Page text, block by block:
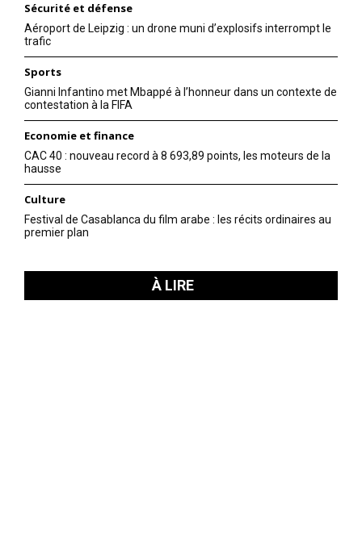
Sécurité et défense
Aéroport de Leipzig : un drone muni d’explosifs interrompt le
trafic
Sports
Gianni Infantino met Mbappé à l’honneur dans un contexte de
contestation à la FIFA
Economie et finance
CAC 40 : nouveau record à 8 693,89 points, les moteurs de la
hausse
Culture
Festival de Casablanca du film arabe : les récits ordinaires au
premier plan
À LIRE